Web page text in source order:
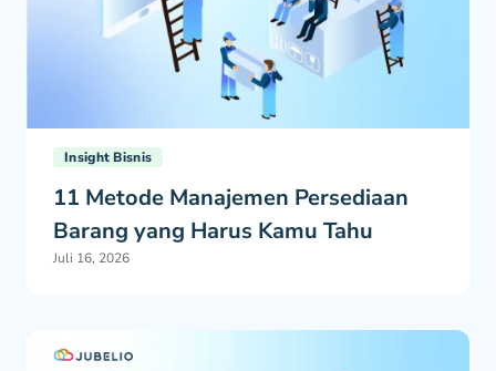
Insight Bisnis
11 Metode Manajemen Persediaan
Barang yang Harus Kamu Tahu
Juli 16, 2026